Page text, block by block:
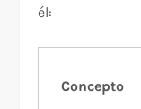
él:
Concepto